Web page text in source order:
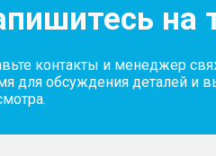
на
контакты и менеджер
для обсуждения деталей и